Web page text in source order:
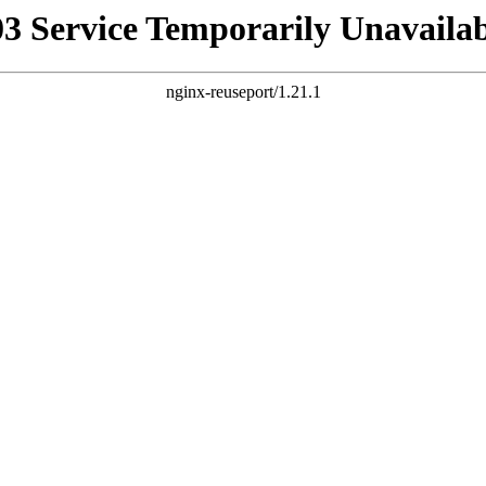
Service Temporarily
nginx-reuseport/1.21.1